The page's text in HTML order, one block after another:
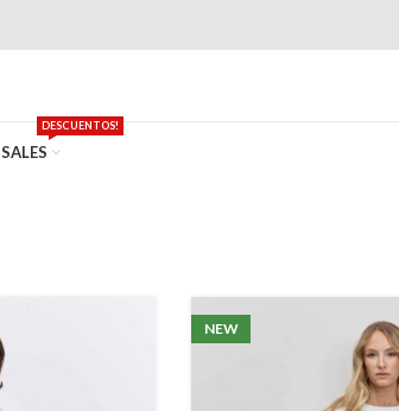
SALES
DESCUENTOS!
NEW